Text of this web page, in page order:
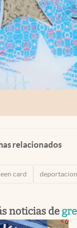
relacionados
card
noticias de